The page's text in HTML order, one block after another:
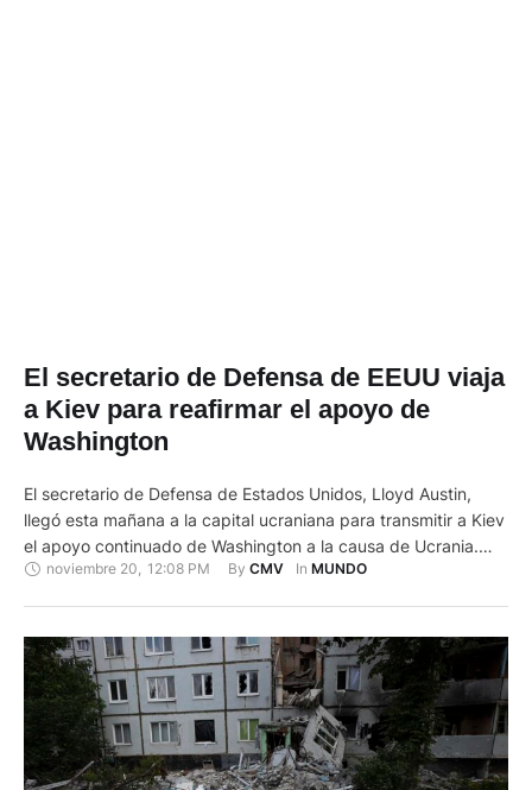
El secretario de Defensa de EEUU viaja
a Kiev para reafirmar el apoyo de
Washington
El secretario de Defensa de Estados Unidos, Lloyd Austin,
llegó esta mañana a la capital ucraniana para transmitir a Kiev
el apoyo continuado de Washington a la causa de Ucrania.
“Acabo de llegar a Kiev para reunirme con líderes ucranianos”,
noviembre 20 12:08 PM By CMV In MUNDO